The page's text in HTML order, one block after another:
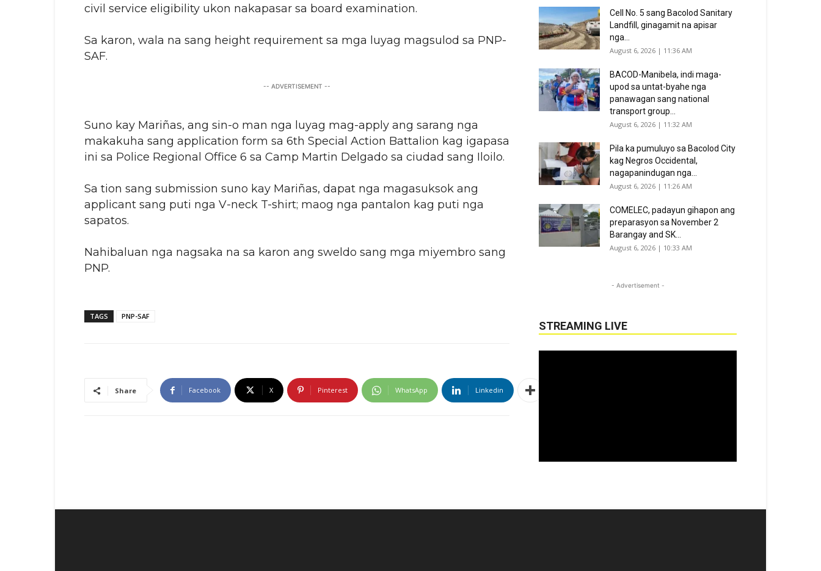
civil service eligibility ukon nakapasar sa board examination.
Sa karon, wala na sang height requirement sa mga luyag magsulod sa PNP-
SAF.
-- ADVERTISEMENT --
Suno kay Mariñas, ang sin-o man nga luyag mag-apply ang sarang nga
makakuha sang application form sa 6th Special Action Battalion kag igapasa
ini sa Police Regional Office 6 sa Camp Martin Delgado sa ciudad sang Iloilo.
Sa tion sang submission suno kay Mariñas, dapat nga magasuksok ang
applicant sang puti nga V-neck T-shirt; maog nga pantalon kag puti nga
sapatos.
Nahibaluan nga nagsaka na sa karon ang sweldo sang mga miyembro sang
PNP.
TAGS PNP-SAF
Share Facebook X Pinterest WhatsApp Linkedin
Cell No. 5 sang Bacolod Sanitary
Landfill, ginagamit na apisar
nga...
August 6, 2026 | 11:36 AM
BACOD-Manibela, indi maga-
upod sa untat-byahe nga
panawagan sang national
transport group...
August 6, 2026 | 11:32 AM
Pila ka pumuluyo sa Bacolod City
kag Negros Occidental,
nagapanindugan nga...
August 6, 2026 | 11:26 AM
COMELEC, padayun gihapon ang
preparasyon sa November 2
Barangay and SK...
August 6, 2026 | 10:33 AM
- Advertisement -
STREAMING LIVE